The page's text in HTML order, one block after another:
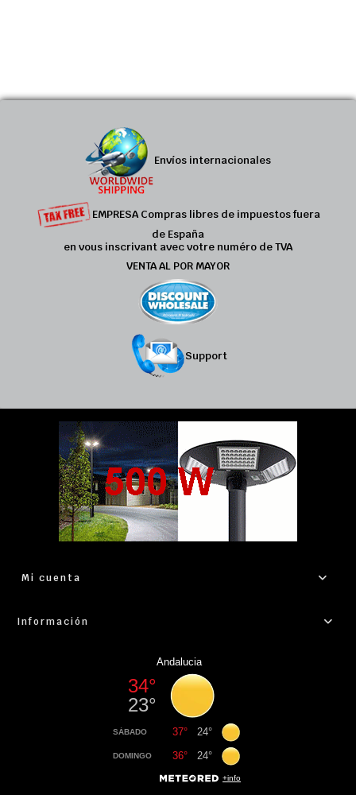
Envíos internacionales
EMPRESA Compras libres de impuestos fuera
de España
en vous inscrivant avec votre numéro de TVA
VENTA AL POR MAYOR
Support
Mi cuenta
Información